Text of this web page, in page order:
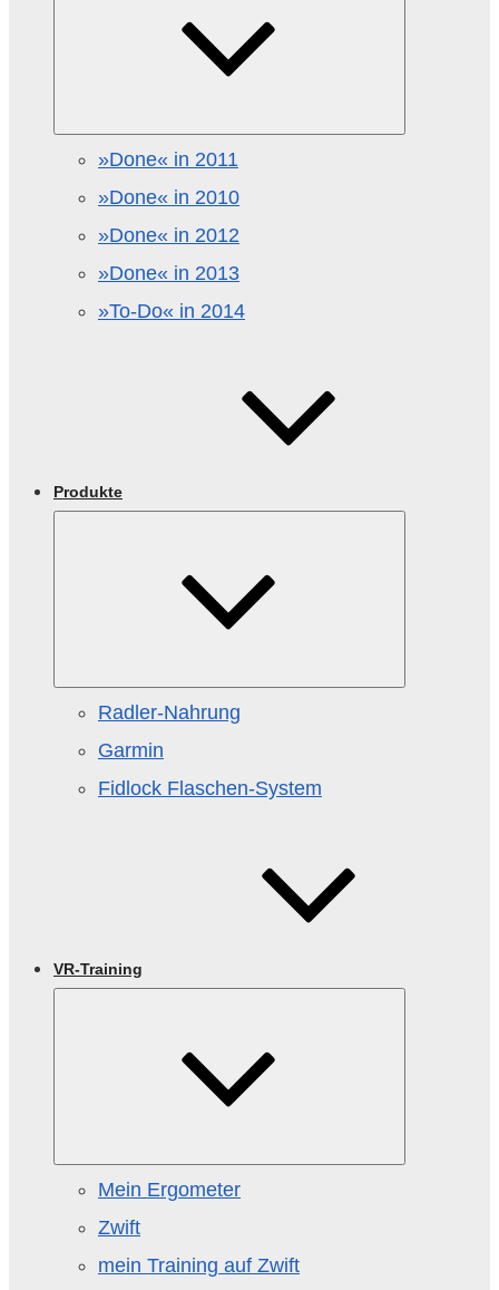
»Done« in 2011
»Done« in 2010
»Done« in 2012
»Done« in 2013
»To-Do« in 2014
Produkte
Radler-Nahrung
Garmin
Fidlock Flaschen‑System
VR-Training
Mein Ergometer
Zwift
mein Training auf Zwift